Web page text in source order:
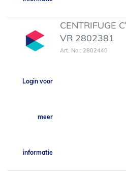
CENTRIFUGE
VR 2802381
Art. No.: 2802440
Login voor
meer
informatie